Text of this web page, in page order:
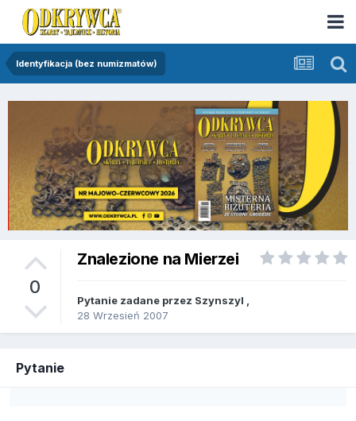
Identyfikacja (bez numizmatów)
0
Znalezione na Mierzei
Pytanie zadane przez Szynszyl
28 Wrzesień 2007
Pytanie